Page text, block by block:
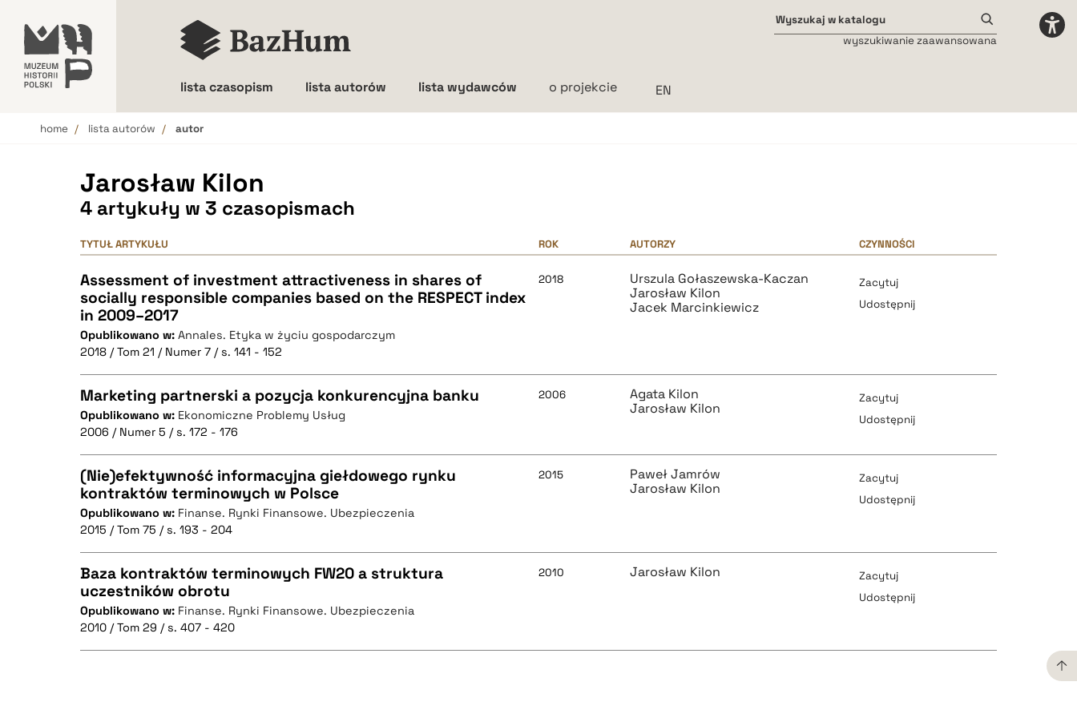
lista czasopism lista autorów lista wydawców o projekcie
wyszukiwanie zaawansowana
home lista autorów autor
Jarosław Kilon
4 artykuły w 3 czasopismach
TYTUŁ ARTYKUŁU ROK AUTORZY CZYNNOŚCI
Assessment of investment attractiveness in shares of
socially responsible companies based on the RESPECT index
in 2009–2017
Opublikowano w: Annales. Etyka w życiu gospodarczym
2018 / Tom 21 / Numer 7 / s. 141 - 152
2018
Urszula Gołaszewska-Kaczan
Jarosław Kilon
Jacek Marcinkiewicz
Zacytuj
Udostępnij
CZYSTY TEKST
pobierz cytat
BIBTEX
pobierz cytat
Marketing partnerski a pozycja konkurencyjna banku
Opublikowano w: Ekonomiczne Problemy Usług
2006 / Numer 5 / s. 172 - 176
2006
Agata Kilon
Jarosław Kilon
Zacytuj
Udostępnij
CZYSTY TEKST
pobierz cytat
BIBTEX
(Nie)efektywność informacyjna giełdowego rynku
kontraktów terminowych w Polsce
Opublikowano w: Finanse. Rynki Finansowe. Ubezpieczenia
2015 / Tom 75 / s. 193 - 204
2015
Paweł Jamrów
Jarosław Kilon
Zacytuj
Udostępnij
CZYSTY TEKST
pobierz cytat
Baza kontraktów terminowych FW20 a struktura
uczestników obrotu
Opublikowano w: Finanse. Rynki Finansowe. Ubezpieczenia
2010 / Tom 29 / s. 407 - 420
2010 Jarosław Kilon
Zacytuj
Udostępnij